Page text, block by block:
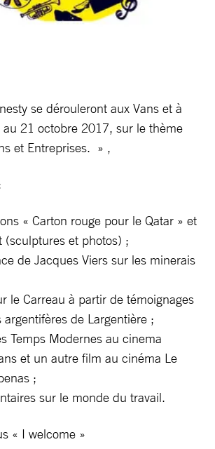
se dérouleront aux Vans et à
21 octobre 2017, sur le thème
et Entreprises. » ,
« Carton rouge pour le Qatar » et
(sculptures et photos) ;
de Jacques Viers sur les minerais
le Carreau à partir de témoignages
de Largentière ;
Temps Modernes au cinema
et un autre film au cinéma Le
;
sur le monde du travail.
« I welcome »